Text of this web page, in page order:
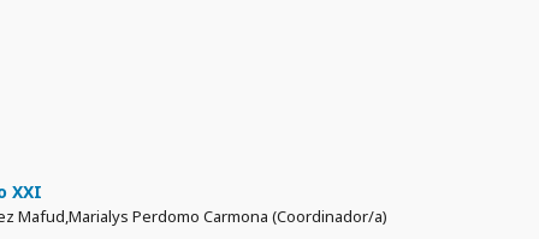
XXI
Mafud,Marialys Perdomo Carmona (Coordinador/a)